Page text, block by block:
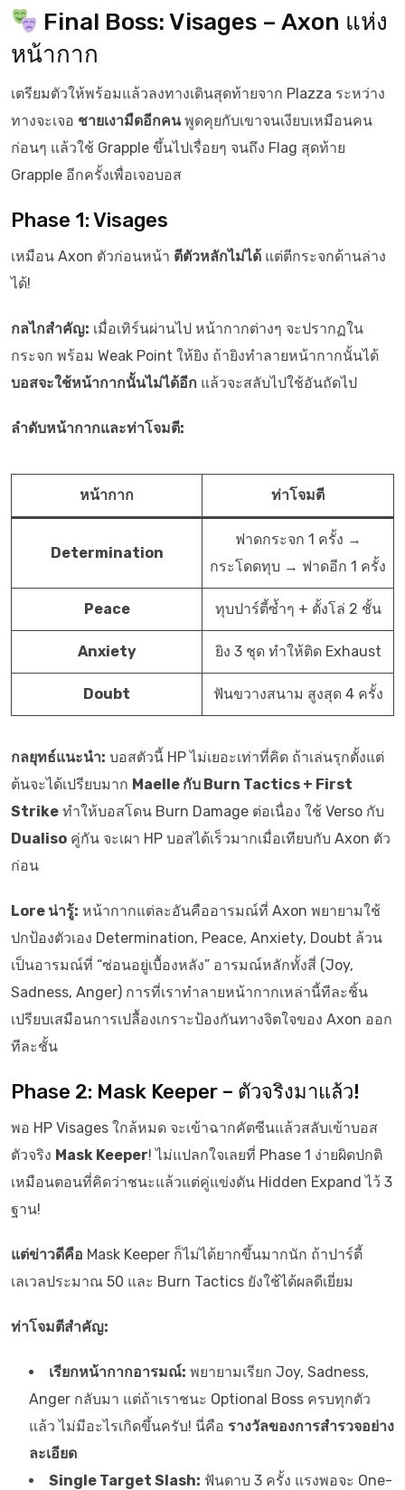
Final Boss: Visages – Axon แห่ง
หน้ากาก
เตรียมตัวให้พร้อมแล้วลงทางเดินสุดท้ายจาก Plazza ระหว่าง
ทางจะเจอ ชายเงามืดอีกคนพูดคุยกับเขาจนเงียบเหมือนคน
ก่อนๆ แล้วใช้ Grapple ขึ้นไปเรื่อยๆ จนถึง Flag สุดท้าย
Grapple อีกครั้งเพื่อเจอบอส
Phase 1: Visages
เหมือน Axon ตัวก่อนหน้า ตีตัวหลักไม่ได้ แต่ตีกระจกด้านล่าง
ได้!
กลไกสำคัญ: เมื่อเทิร์นผ่านไป หน้ากากต่างๆ จะปรากฏใน
กระจก พร้อม Weak Point ให้ยิง ถ้ายิงทำลายหน้ากากนั้นได้
บอสจะใช้หน้ากากนั้นไม่ได้อีก แล้วจะสลับไปใช้อันถัดไป
ลำดับหน้ากากและท่าโจมตี:
หน้ากาก ท่าโจมตี
Determination
ฟาดกระจก 1 ครั้ง →
กระโดดทุบ → ฟาดอีก 1 ครั้ง
Peace ทุบปาร์ตี้ซ้ำๆ + ตั้งโล่ 2 ชั้น
Anxiety ยิง 3 ชุด ทำให้ติด Exhaust
Doubt ฟันขวางสนาม สูงสุด 4 ครั้ง
กลยุทธ์แนะนำ: บอสตัวนี้ HP ไม่เยอะเท่าที่คิด ถ้าเล่นรุกตั้งแต่
ต้นจะได้เปรียบมาก Maelle กับ Burn Tactics + First
Strike ทำให้บอสโดน Burn Damage ต่อเนื่อง ใช้ Verso กับ
Dualiso คู่กัน จะเผา HP บอสได้เร็วมากเมื่อเทียบกับ Axon ตัว
ก่อน
Lore น่ารู้: หน้ากากแต่ละอันคืออารมณ์ที่ Axon พยายามใช้
ปกป้องตัวเอง Determination, Peace, Anxiety, Doubt ล้วน
เป็นอารมณ์ที่ “ซ่อนอยู่เบื้องหลัง” อารมณ์หลักทั้งสี่ (Joy,
Sadness, Anger) การที่เราทำลายหน้ากากเหล่านี้ทีละชิ้น
เปรียบเสมือนการเปลื้องเกราะป้องกันทางจิตใจของ Axon ออก
ทีละชั้น
Phase 2: Mask Keeper – ตัวจริงมาแล้ว!
พอ HP Visages ใกล้หมด จะเข้าฉากคัตซีนแล้วสลับเข้าบอส
ตัวจริง Mask Keeper! ไม่แปลกใจเลยที่ Phase 1 ง่ายผิดปกติ
เหมือนตอนที่คิดว่าชนะแล้วแต่คู่แข่งดัน Hidden Expand ไว้ 3
ฐาน!
แต่ข่าวดีคือ Mask Keeper ก็ไม่ได้ยากขึ้นมากนัก ถ้าปาร์ตี้
เลเวลประมาณ 50 และ Burn Tactics ยังใช้ได้ผลดีเยี่ยม
ท่าโจมตีสำคัญ:
เรียกหน้ากากอารมณ์: พยายามเรียก Joy, Sadness,
Anger กลับมา แต่ถ้าเราชนะ Optional Boss ครบทุกตัว
แล้ว ไม่มีอะไรเกิดขึ้นครับ! นี่คือ รางวัลของการสำรวจอย่าง
ละเอียด
Single Target Slash: ฟันดาบ 3 ครั้ง แรงพอจะ One-